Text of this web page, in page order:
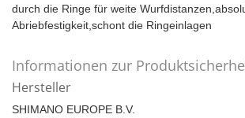
durch die Ringe für weite
Abriebfestigkeit,schont die Ringeinlagen
Informationen zur
Hersteller
SHIMANO EUROPE B.V.